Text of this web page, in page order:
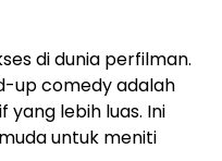
di dunia perfilman.
up comedy adalah
yang lebih luas. Ini
untuk meniti